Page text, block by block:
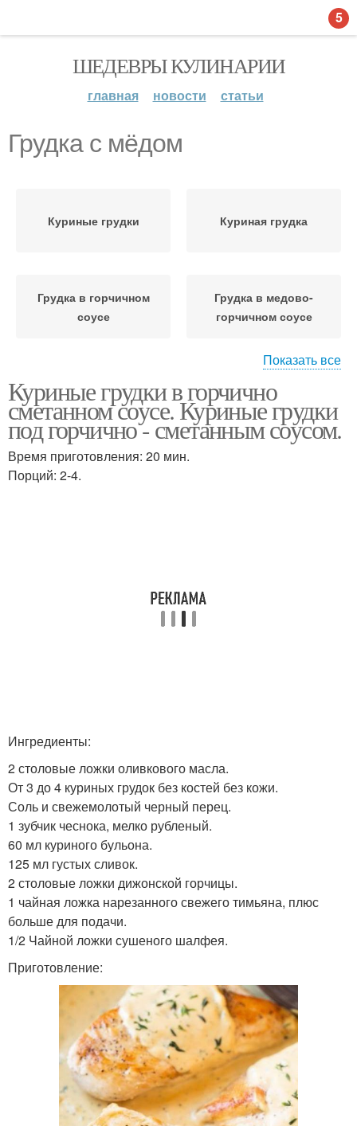
ШЕДЕВРЫ КУЛИНАРИИ
главная новости статьи
Грудка с мёдом
Куриные грудки Куриная грудка
Грудка в горчичном
соусе
Грудка в медово-
горчичном соусе
Грудки в духовке Грудка с помидорами
Грудка в мультиварке
Показать все
Куриные грудки в горчично
сметанном соусе. Куриные грудки
под горчично - сметанным соусом.
Время приготовления: 20 мин.
Порций: 2-4.
Ингредиенты:
2 столовые ложки оливкового масла.
От 3 до 4 куриных грудок без костей без кожи.
Соль и свежемолотый черный перец.
1 зубчик чеснока, мелко рубленый.
60 мл куриного бульона.
125 мл густых сливок.
2 столовые ложки дижонской горчицы.
1 чайная ложка нарезанного свежего тимьяна, плюс
больше для подачи.
1/2 Чайной ложки сушеного шалфея.
Приготовление:
5